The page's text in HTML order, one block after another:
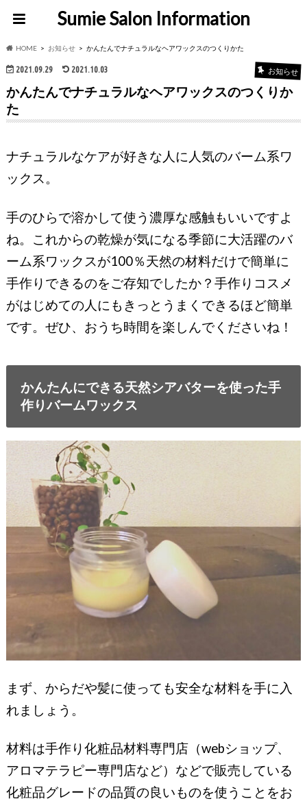
Sumie Salon Information
HOME お知らせ かんたんでナチュラルなヘアワックスのつくりかた
2021.09.29 2021.10.03 お知らせ
かんたんでナチュラルなヘアワックスのつくりか
た
ナチュラルなケアが好きな人に人気のバーム系ワ
ックス。
手のひらで溶かして使う濃厚な感触もいいですよ
ね。これからの乾燥が気になる季節に大活躍のバ
ーム系ワックスが100％天然の材料だけで簡単に
手作りできるのをご存知でしたか？手作りコスメ
がはじめての人にもきっとうまくできるほど簡単
です。ぜひ、おうち時間を楽しんでくださいね！
かんたんにできる天然シアバターを使った手
作りバームワックス
まず、からだや髪に使っても安全な材料を手に入
れましょう。
材料は手作り化粧品材料専門店（webショップ、
アロマテラピー専門店など）などで販売している
化粧品グレードの品質の良いものを使うことをお